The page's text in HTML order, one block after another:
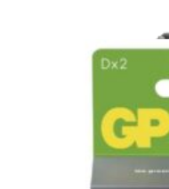
NITECORE P18